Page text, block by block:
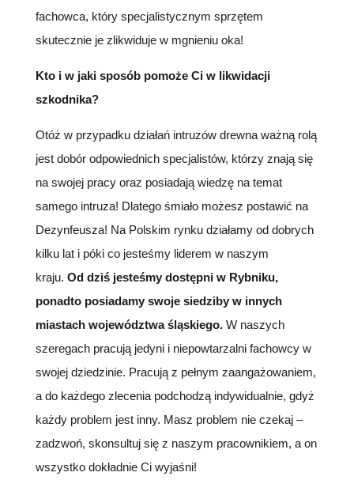
fachowca, który specjalistycznym sprzętem
skutecznie je zlikwiduje w mgnieniu oka!
Kto i w jaki sposób pomoże Ci w likwidacji
szkodnika?
Otóż w przypadku działań intruzów drewna ważną rolą
jest dobór odpowiednich specjalistów, którzy znają się
na swojej pracy oraz posiadają wiedzę na temat
samego intruza! Dlatego śmiało możesz postawić na
Dezynfeusza! Na Polskim rynku działamy od dobrych
kilku lat i póki co jesteśmy liderem w naszym
kraju. Od dziś jesteśmy dostępni w Rybniku,
ponadto posiadamy swoje siedziby w innych
miastach województwa śląskiego.W naszych
szeregach pracują jedyni i niepowtarzalni fachowcy w
swojej dziedzinie. Pracują z pełnym zaangażowaniem,
a do każdego zlecenia podchodzą indywidualnie, gdyż
każdy problem jest inny. Masz problem nie czekaj –
zadzwoń, skonsultuj się z naszym pracownikiem, a on
wszystko dokładnie Ci wyjaśni!